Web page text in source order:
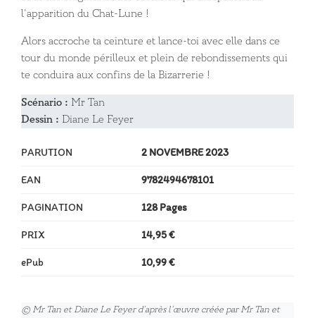
l’apparition du Chat-Lune !
Alors accroche ta ceinture et lance-toi avec elle dans ce
tour du monde périlleux et plein de rebondissements qui
te conduira aux confins de la Bizarrerie !
Scénario : Mr Tan
Dessin : Diane Le Feyer
PARUTION 2 NOVEMBRE 2023
EAN 9782494678101
PAGINATION 128 Pages
PRIX 14,95 €
ePub 10,99 €
© Mr Tan et Diane Le Feyer d’après l’œuvre créée par Mr Tan et